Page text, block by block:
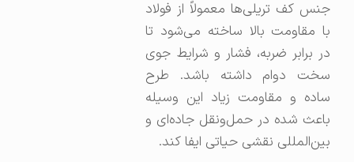
جنس کف تریلی‌ها معمولاً از فولاد
با مقاومت بالا ساخته می‌شود تا
در برابر ضربه، فشار و شرایط جوی
سخت دوام داشته باشد. طرح
ساده و مقاومت زیاد این وسیله
باعث شده در حمل‌ونقل جاده‌ای و
بین‌المللی نقشی حیاتی ایفا کند.